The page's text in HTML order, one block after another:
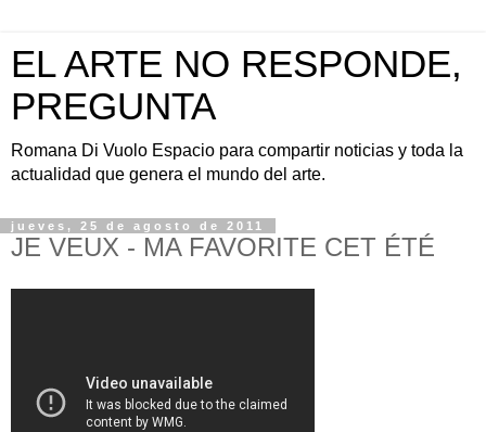
EL ARTE NO RESPONDE,
PREGUNTA
Romana Di Vuolo Espacio para compartir noticias y toda la
actualidad que genera el mundo del arte.
jueves, 25 de agosto de 2011
JE VEUX - MA FAVORITE CET ÉTÉ